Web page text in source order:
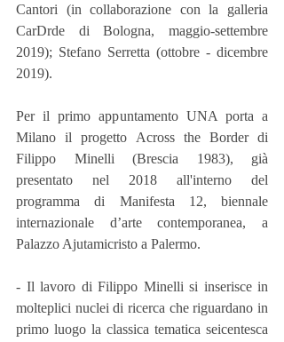
Cantori (in collaborazione con la galleria
CarDrde di Bologna, maggio-settembre
2019); Stefano Serretta (ottobre - dicembre
2019).
Per il primo appuntamento UNA porta a
Milano il progetto Across the Border di
Filippo Minelli (Brescia 1983), già
presentato nel 2018 all'interno del
programma di Manifesta 12, biennale
internazionale d’arte contemporanea, a
Palazzo Ajutamicristo a Palermo.
- Il lavoro di Filippo Minelli si inserisce in
molteplici nuclei di ricerca che riguardano in
primo luogo la classica tematica seicentesca